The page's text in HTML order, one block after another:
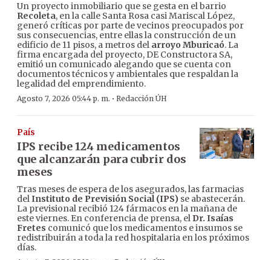
Un proyecto inmobiliario que se gesta en el barrio
Recoleta, en la calle Santa Rosa casi Mariscal López,
generó críticas por parte de vecinos preocupados por
sus consecuencias, entre ellas la construcción de un
edificio de 11 pisos, a metros del arroyo Mburicaó. La
firma encargada del proyecto, DE Constructora SA,
emitió un comunicado alegando que se cuenta con
documentos técnicos y ambientales que respaldan la
legalidad del emprendimiento.
Agosto 7, 2026 05:44 p. m. · Redacción ÚH
País
IPS recibe 124 medicamentos
que alcanzarán para cubrir dos
meses
Tras meses de espera de los asegurados, las farmacias
delInstituto de Previsión Social (IPS) se abastecerán.
La previsional recibió 124 fármacos en la mañana de
este viernes. En conferencia de prensa, el Dr. Isaías
Fretes comunicó que los medicamentos e insumos se
redistribuirán a toda la red hospitalaria en los próximos
días.